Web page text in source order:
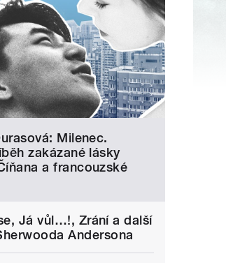
Milenec.
zakázané lásky
a francouzské
Já vůl…!, Zrání a další
Andersona